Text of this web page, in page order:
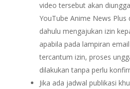
video tersebut akan
YouTube Anime News Plus
dahulu mengajukan izin
apabila pada lampiran
tercantum izin, proses
dilakukan tanpa perlu
Jika ada jadwal publikasi